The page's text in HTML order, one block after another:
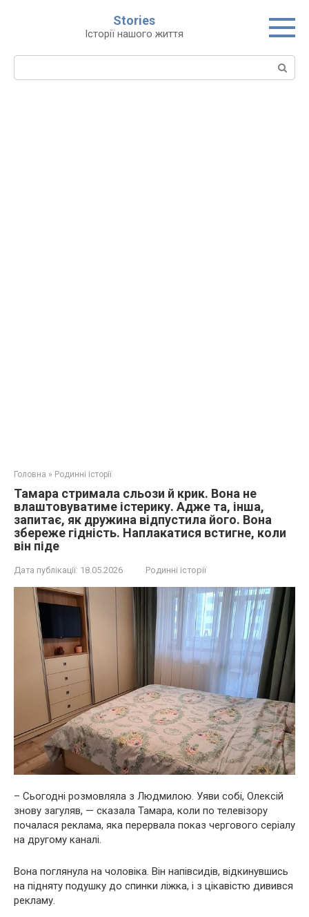
Stories
Історії нашого життя
Пошук:
Головна » Родинні історії
Тамара стримала сльози й крик. Вона не
влаштовуватиме істерику. Адже та, інша,
запитає, як дружина відпустила його. Вона
збереже гідність. Наплакатися встигне, коли
він піде
Дата публікації: 18.05.2026 Родинні історії
– Сьогодні розмовляла з Людмилою. Уяви собі, Олексій
знову загуляв, — сказала Тамара, коли по телевізору
почалася реклама, яка перервала показ чергового серіалу
на другому каналі.
Вона поглянула на чоловіка. Він напівсидів, відкинувшись
на підняту подушку до спинки ліжка, і з цікавістю дивився
рекламу.